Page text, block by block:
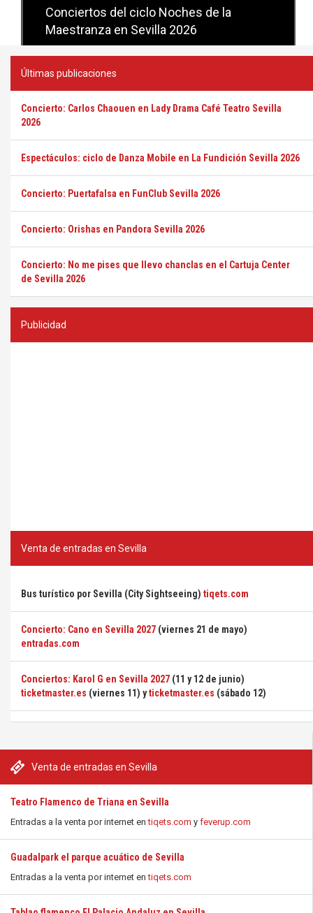
Venta de entradas en Sevilla
Teatro Flamenco de Triana en Sevilla
Entradas a la venta por internet entiqets.com y feverup.com
Guadalpark el parque acuático de Sevilla
Entradas a la venta por internet entiqets.com
Conciertos del ciclo Candlelight en
Sevilla
Últimas publicaciones
Concierto: Carlos Chaouen en Lady Drama Café Teatro Sevilla
2026
Espectáculos: ciclo de Danza Mobile en La Fundición Sevilla 2026
Concierto: Puertafalsa en FunClub Sevilla 2026
Concierto: Orishas en Pandora Sevilla 2026
Concierto: No me pises que llevo chanclas en el Cartuja Center
de Sevilla 2026
Publicidad
Venta de entradas en Sevilla
Bus turístico por Sevilla (City Sightseeing) tiqets.com
Concierto: Cano en Sevilla 2027 (viernes 21 de mayo)
entradas.com
Conciertos: Karol G en Sevilla 2027 (11 y 12 de junio)
ticketmaster.es (viernes 11) yticketmaster.es (sábado 12)